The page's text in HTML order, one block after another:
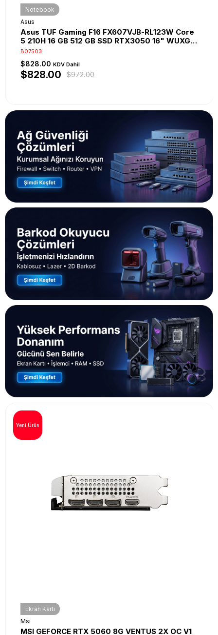
Notebook
Asus
Asus TUF Gaming F16 FX607VJB-RL123W Core
5 210H 16 GB 512 GB SSD RTX3050 16" WUXGA
Win11 Home Gaming Laptop
B07503
$828.00 KDV Dahil
$828.00 $972.00
Ekran Kartı
Msi
MSI GEFORCE RTX 5060 8G VENTUS 2X OC V1
Yeni Ürün